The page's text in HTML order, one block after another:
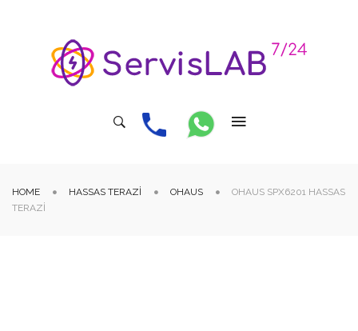
HOME HASSAS TERAZI OHAUS
OHAUS SPX6201 HASSAS
TERAZI